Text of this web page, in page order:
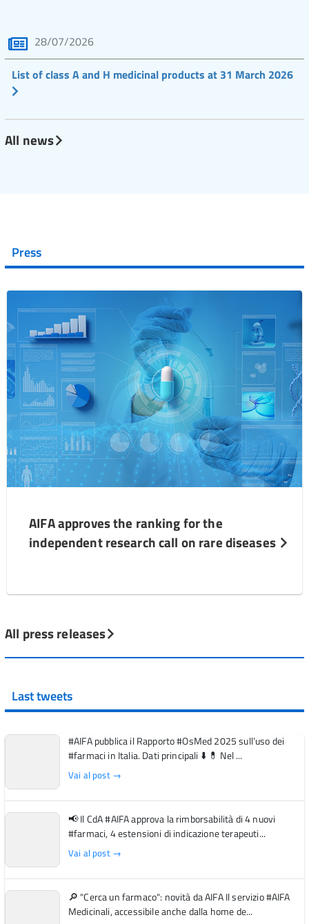
28/07/2026
List of class A and H medicinal products at 31 March 2026
All news
Press
AIFA approves the ranking for the
independent research call on rare diseases
All press releases
Last tweets
#AIFA pubblica il Rapporto #OsMed 2025 sull’uso dei
#farmaci in Italia. Dati principali ⬇️ 💊 Nel ...
Vai al post →
📢 Il CdA #AIFA approva la rimborsabilità di 4 nuovi
#farmaci, 4 estensioni di indicazione terapeuti...
Vai al post →
🔎 "Cerca un farmaco": novità da AIFA Il servizio #AIFA
Medicinali, accessibile anche dalla home de...